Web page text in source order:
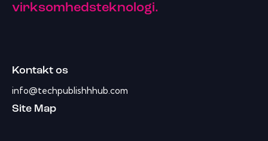
virksomhedsteknologi.
Kontakt os
info@techpublishhhub.com
Site Map